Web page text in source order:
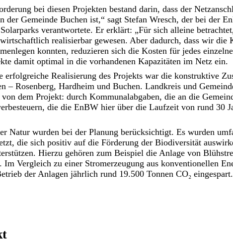
bei diesen Projekten bestand darin, dass der
der Gemeinde Buchen ist,“ sagt Stefan Wresch, der bei der
verantwortete. Er erklärt: „Für sich alleine
realisierbar gewesen. Aber dadurch, dass wir die
konnten, reduzieren sich die Kosten für jedes
damit optimal in die vorhandenen Kapazitäten im Netz ein.
erfolgreiche Realisierung des Projekts war die konstruktive
– Rosenberg, Hardheim und Buchen. Landkreis und
dem Projekt: durch Kommunalabgaben, die an die
die die EnBW hier über die Laufzeit von rund 30
Natur wurden bei der Planung berücksichtigt. Es wurden
die sich positiv auf die Förderung der Biodiversität
Hierzu gehören zum Beispiel die Anlage von
Im Vergleich zu einer Stromerzeugung aus konventionellen
der Anlagen jährlich rund 19.500 Tonnen CO₂ eingespart.